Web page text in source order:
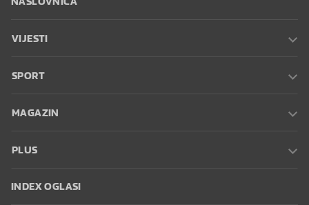
VIJESTI
SPORT
MAGAZIN
PLUS
INDEX OGLASI